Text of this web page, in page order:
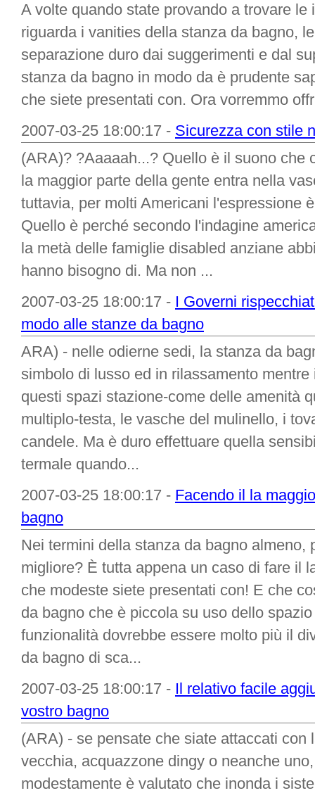
A volte quando state provando a trovare
riguarda i vanities della stanza da bagno,
separazione duro dai suggerimenti e dal
stanza da bagno in modo da è prudente
che siete presentati con. Ora vorremmo
2007-03-25 18:00:17 - Sicurezza con stile
(ARA)? ?Aaaaah...? Quello è il suono che
la maggior parte della gente entra nella
tuttavia, per molti Americani l'espressione
Quello è perché secondo l'indagine
la metà delle famiglie disabled anziane
hanno bisogno di. Ma non ...
2007-03-25 18:00:17 - I Governi
modo alle stanze da bagno
ARA) - nelle odierne sedi, la stanza da
simbolo di lusso ed in rilassamento
questi spazi stazione-come delle amenità
multiplo-testa, le vasche del mulinello, i
candele. Ma è duro effettuare quella
termale quando...
2007-03-25 18:00:17 - Facendo il la
bagno
Nei termini della stanza da bagno almeno,
migliore? È tutta appena un caso di fare il
che modeste siete presentati con! E che
da bagno che è piccola su uso dello
funzionalità dovrebbe essere molto più il
da bagno di sca...
2007-03-25 18:00:17 - Il relativo facile
vostro bagno
(ARA) - se pensate che siate attaccati con
vecchia, acquazzone dingy o neanche
modestamente è valutato che inonda i